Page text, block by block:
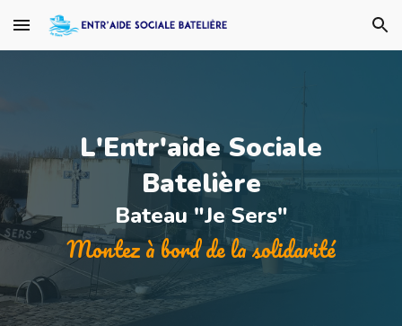
Skip to main content Skip to navigation
L'Entr'aide Sociale
Batelière
Bateau "Je Sers"
Montez à bord de la solidarité